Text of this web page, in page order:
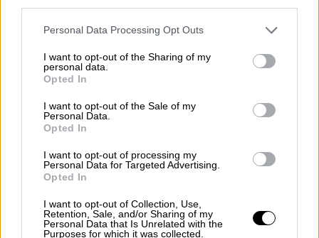
Please note that this website/app uses one or more Google
not limited to your visit or usage behaviour. You may click to
grant or deny consent to Google and its third-party tags to
use your data for below specified purposes in below Google
consent section.
Personal Data Processing Opt Outs
I want to opt-out of the Sharing of my
personal data.
Opted In
I want to opt-out of the Sale of my
Personal Data.
Opted In
I want to opt-out of processing my
Personal Data for Targeted Advertising.
Opted In
I want to opt-out of Collection, Use,
Retention, Sale, and/or Sharing of my
Personal Data that Is Unrelated with the
Purposes for which it was collected.
Ο πρώην οδηγός της F1 βρίσκεται
καθηλωμένος στο κρεβάτι και επικοινωνεί
οικείους του